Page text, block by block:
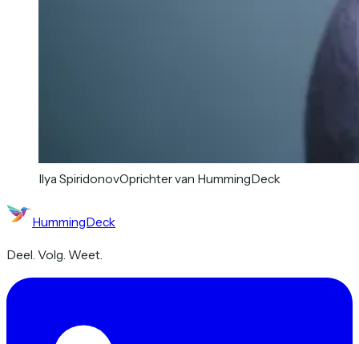
Ilya SpiridonovOprichter van HummingDeck
HummingDeck
Deel. Volg. Weet.